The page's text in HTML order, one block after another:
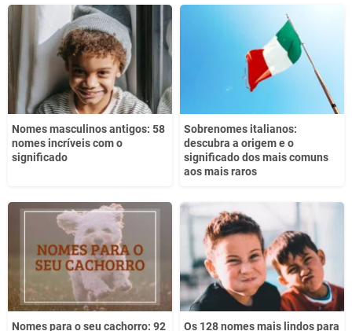
Este conteúdo não tem a informação que procuro
Outro
Nomes masculinos antigos: 58
nomes incríveis com o
significado
Sobrenomes italianos:
descubra a origem e o
significado dos mais comuns
aos mais raros
Nomes para o seu cachorro: 92
Os 128 nomes mais lindos para